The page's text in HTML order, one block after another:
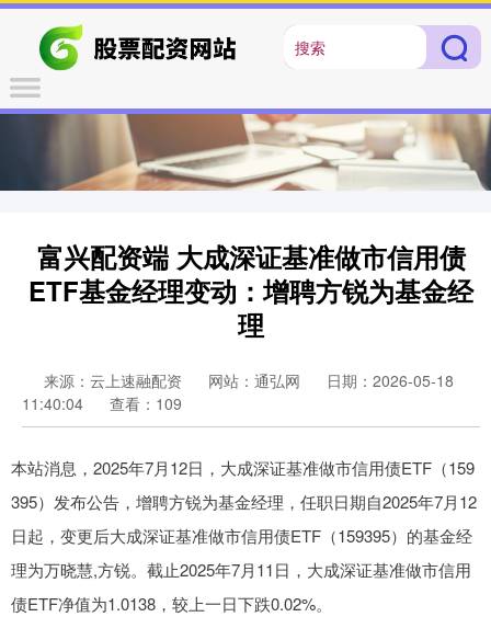
富兴配资端 大成深证基准做市信用债
ETF基金经理变动：增聘方锐为基金经
理
来源：云上速融配资 网站：通弘网
日期：2026-05-18
11:40:04
查看：109
本站消息，2025年7月12日，大成深证基准做市信用债ETF（159
395）发布公告，增聘方锐为基金经理，任职日期自2025年7月12
日起，变更后大成深证基准做市信用债ETF（159395）的基金经
理为万晓慧,方锐。截止2025年7月11日，大成深证基准做市信用
债ETF净值为1.0138，较上一日下跌0.02%。